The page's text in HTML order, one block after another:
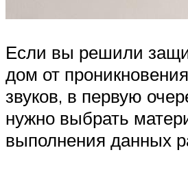
Если вы решили
дом от
звуков, в первую
нужно выбрать
выполнения данных